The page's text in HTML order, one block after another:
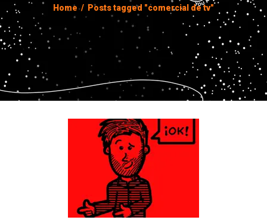
Home / Posts tagged "comercial de tv"